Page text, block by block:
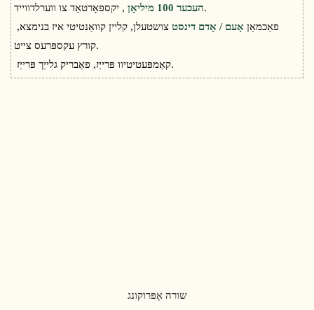
העכער 100 מיליאָן, יקספּאָרטאַד צו ווערלדווייד.
פאַכמאַן אָעם / אָדם דינסט צושטעלן, קליין קוואַנטיטי איז בנימצא,
קורץ עקספּרעס צייט.
קאַמפּעטיטיוו פּרייַז, פאַבריק גלייַך פּרייַז.
שורה אָפּרוקונג